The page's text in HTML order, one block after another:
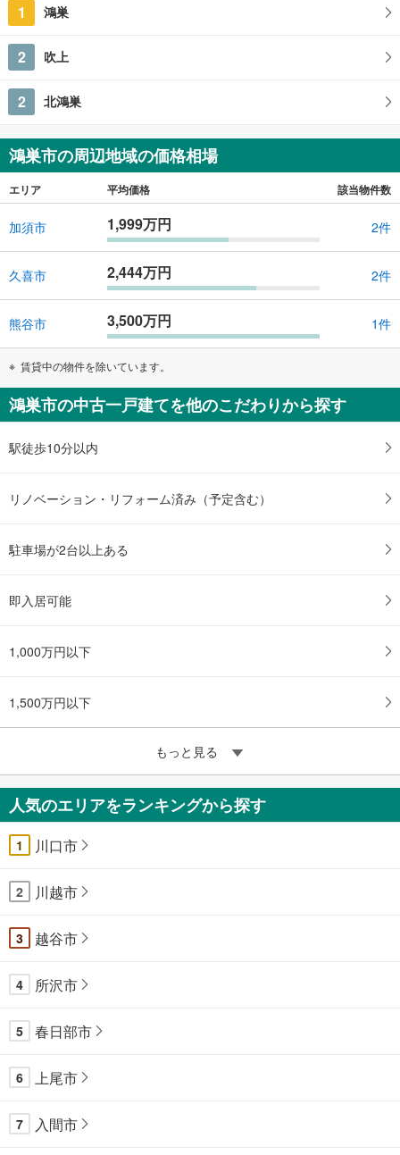
1 鴻巣
2 吹上
2 北鴻巣
鴻巣市の周辺地域の価格相場
エリア 平均価格 該当物件数
加須市 1,999万円 2件
久喜市 2,444万円 2件
熊谷市 3,500万円 1件
賃貸中の物件を除いています。
鴻巣市の中古一戸建てを他のこだわりから探す
駅徒歩10分以内
リノベーション・リフォーム済み（予定含む）
駐車場が2台以上ある
即入居可能
1,000万円以下
1,500万円以下
もっと見る
人気のエリアをランキングから探す
1 川口市
2 川越市
3 越谷市
4 所沢市
5 春日部市
6 上尾市
7 入間市